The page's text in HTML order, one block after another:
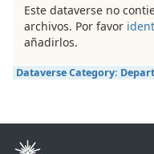
Este dataverse no
archivos. Por favor
añadirlos.
Dataverse Category: